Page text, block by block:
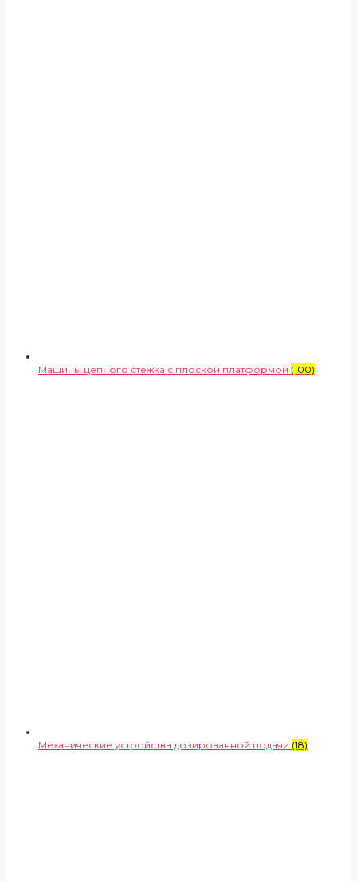
Машины цепного стежка с плоской платформой (100)
Механические устройства дозированной подачи (18)